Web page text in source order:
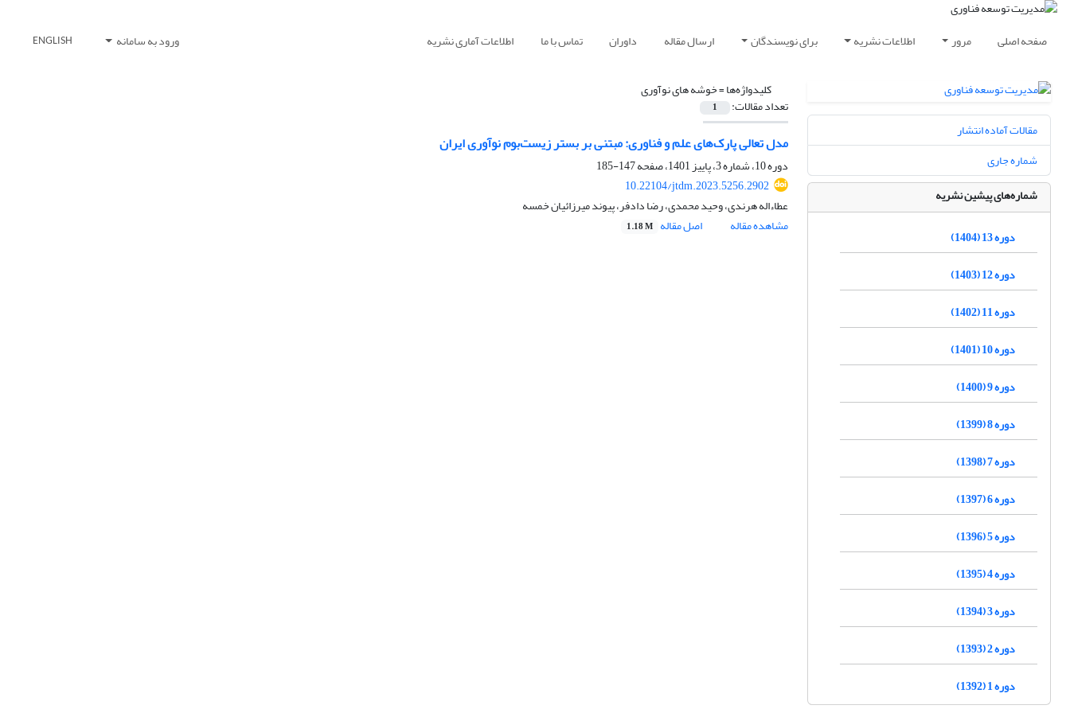
صفحه اصلی مرور اطلاعات نشریه برای نویسندگان ارسال مقاله داوران تماس با ما اطلاعات آماری نشریه ورود به سامانه ENGLISH
کلیدواژه‌ها =خوشه های نوآوری
تعداد مقالات: 1
مدل تعالی پارک‌های علم و فناوری: مبتنی بر بستر زیست‌بوم نوآوری ایران
دوره 10، شماره 3، پاییز 1401، صفحه
147-185
10.22104/jtdm.2023.5256.2902
عطاءاله هرندی، وحید محمدی، رضا دادفر، پیوند میرزائیان خمسه
مشاهده مقاله
اصل مقاله 1.18 M
مقالات آماده انتشار
شماره جاری
شماره‌های پیشین نشریه
دوره 13 (1404)
دوره 12 (1403)
دوره 11 (1402)
دوره 10 (1401)
دوره 9 (1400)
دوره 8 (1399)
دوره 7 (1398)
دوره 6 (1397)
دوره 5 (1396)
دوره 4 (1395)
دوره 3 (1394)
دوره 2 (1393)
دوره 1 (1392)